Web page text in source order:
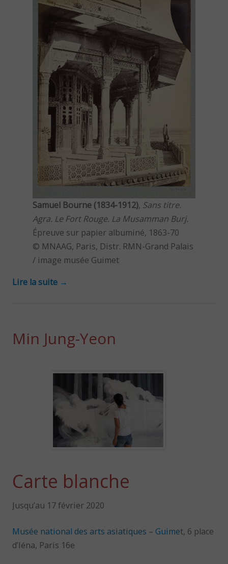
Samuel Bourne (1834-1912), Sans titre.
Agra. Le Fort Rouge. La Musamman Burj.
Épreuve sur papier albuminé, 1863-70
© MNAAG, Paris, Distr. RMN-Grand Palais
/ image musée Guimet
Lire la suite →
Min Jung-Yeon
Carte blanche
Jusqu’au 17 février 2020
Musée national des arts asiatiques – Guimet, 6 place
d’Iéna, Paris 16e